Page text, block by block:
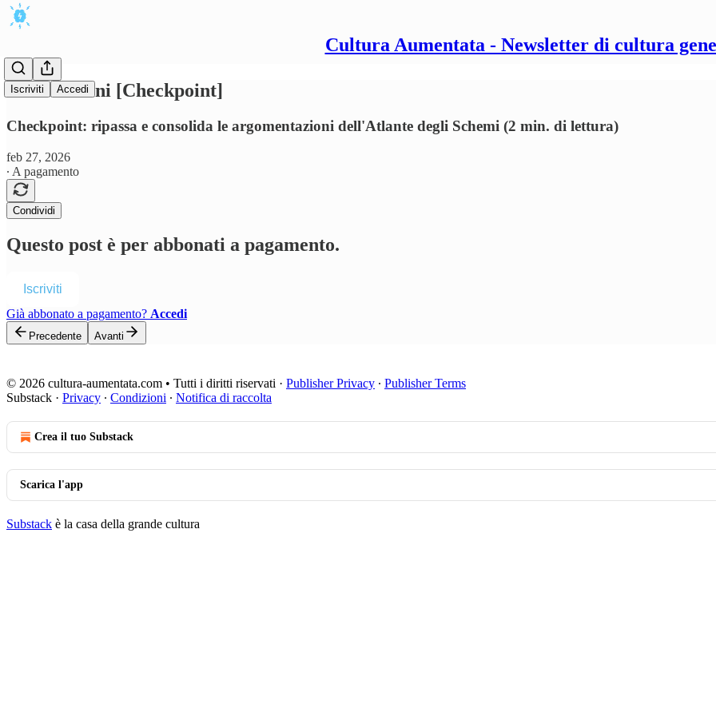
Cultura Aumentata - Newsletter di cultura
Iscriviti Accedi
📍Tradizioni [Checkpoint]
Checkpoint: ripassa e consolida le argomentazioni dell'Atlante degli Schemi (2 min. di lettura)
feb 27, 2026
∙ A pagamento
Condividi
Questo post è per abbonati a pagamento.
Iscriviti
Già abbonato a pagamento? Accedi
Precedente Avanti
© 2026 cultura-aumentata.com • Tutti i diritti riservati · Publisher Privacy ∙ Publisher Terms
Substack · Privacy ∙ Condizioni ∙ Notifica di raccolta
Crea il tuo Substack
Scarica l'app
Substack è la casa della grande cultura